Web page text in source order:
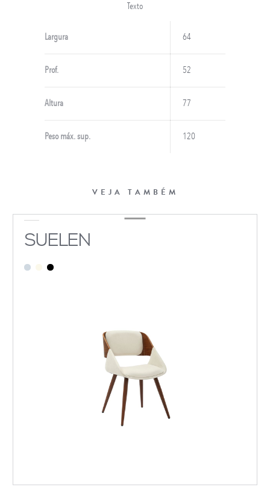
Texto
Largura 64
Prof. 52
Altura 77
Peso máx. sup. 120
VEJA TAMBÉM
SUELEN